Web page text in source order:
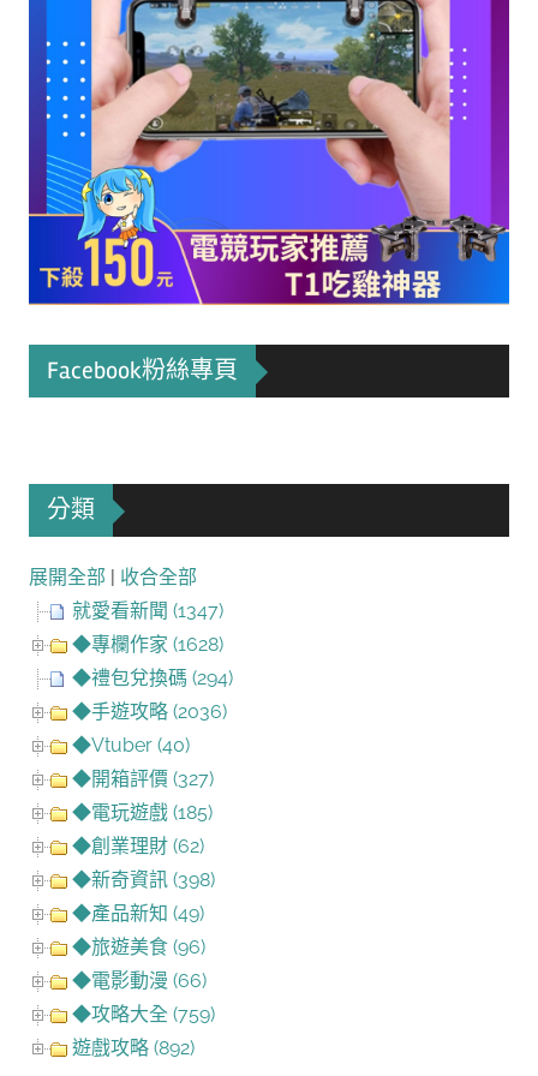
Facebook粉絲專頁
分類
展開全部
收合全部
就愛看新聞 (1347)
◆專欄作家 (1628)
◆禮包兌換碼 (294)
◆手遊攻略 (2036)
◆Vtuber (40)
◆開箱評價 (327)
◆電玩遊戲 (185)
◆創業理財 (62)
◆新奇資訊 (398)
◆產品新知 (49)
◆旅遊美食 (96)
◆電影動漫 (66)
◆攻略大全 (759)
遊戲攻略 (892)